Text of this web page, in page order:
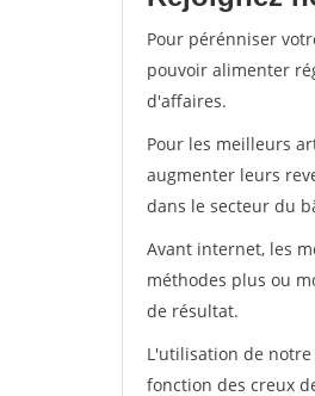
Pour pérénniser
pouvoir alimenter
d'affaires.
Pour les meilleurs
augmenter leurs
dans le secteur du
Avant internet, les
méthodes plus ou
de résultat.
L'utilisation de
fonction des creux